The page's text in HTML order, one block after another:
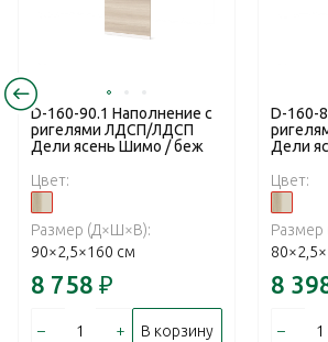
D-160-90.1 Наполнение с
ригелями ЛДСП/ЛДСП
Дели ясень Шимо / беж
Цвет:
Размер (Д×Ш×В):
90×2,5×160 см
8 758 ₽
– + В корзину
D-160-
Дели
Цвет:
8
–